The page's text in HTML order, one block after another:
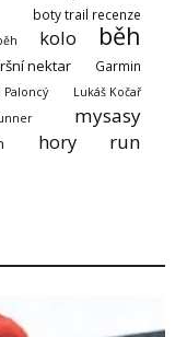
boty trail recenze
kolo běh
nektar Garmin
Paloncý Lukáš Kočař
mysasy
hory run